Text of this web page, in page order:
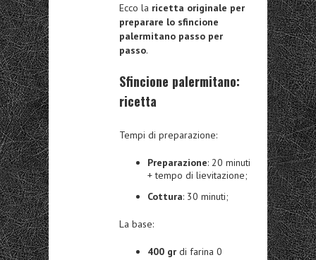
Ecco la ricetta originale per
preparare lo sfincione
palermitano passo per
passo.
Sfincione palermitano:
ricetta
Tempi di preparazione:
Preparazione: 20 minuti
+ tempo di lievitazione;
Cottura: 30 minuti;
La base:
400 gr di farina 0